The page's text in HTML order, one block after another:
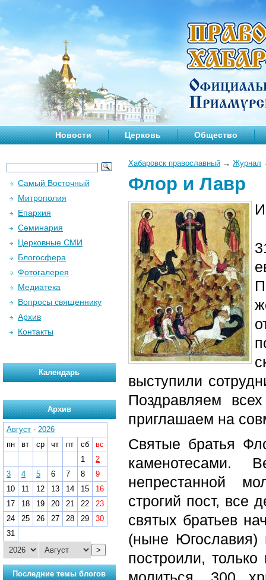
Новости Церковь Общество
Хабаровск православный → Журнал
Флор и Лавр
выступили
Поздравляем
приглашаем на
Святые братья
каменотесами.
непрестанной
строгий пост, все
святых братьев
(ныне Югославия)
построили,
Самый Восточный
Митрополия
Епархия
Семинария
Церковные СМИ
Блогосфера
Фотогалерея
Медиатека
Вопросы священнику
Архив
Контакты
Календарь
Архив
Август - 2026
пн
вт ср чт пт сб
вс
1
2
3
4 5 6 7 8
9
10
11 12 13 14 15
16
17
18 19 20 21 22
23
24
25 26 27 28 29
30
31
>
Последние темы блогов